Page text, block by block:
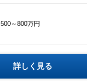
500～800万円
詳しく見る